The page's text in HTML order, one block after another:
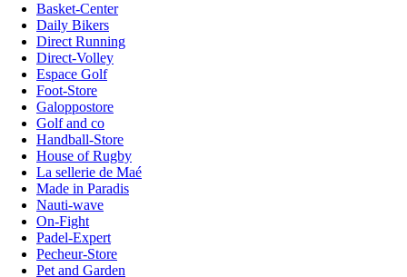
Basket-Center
Daily Bikers
Direct Running
Direct-Volley
Espace Golf
Foot-Store
Galoppostore
Golf and co
Handball-Store
House of Rugby
La sellerie de Maé
Made in Paradis
Nauti-wave
On-Fight
Padel-Expert
Pecheur-Store
Pet and Garden